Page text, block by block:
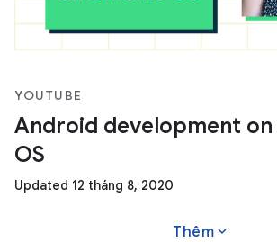
YOUTUBE
Android development
OS
Updated 12 tháng 8, 2020
Thêm expand_more